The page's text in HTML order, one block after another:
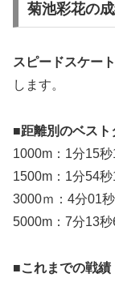
菊池彩花の成
スピードスケー
します。
■距離別のベスト
1000m：1分15秒
1500m：1分54秒
3000ｍ：4分01
5000m：7分13秒
■これまでの戦績